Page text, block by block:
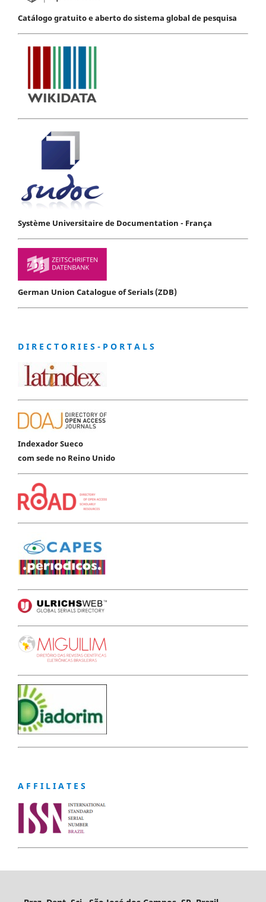
Catálogo gratuito e aberto do sistema global de pesquisa
Système Universitaire de Documentation - França
German Union Catalogue of Serials (ZDB)
D I R E C T O R I E S - P O R T A L S
Indexador Sueco
com sede no Reino Unido
A F F I L I A T E S